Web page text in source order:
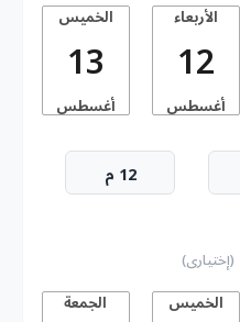
الأربعاء
12
أغسطس
الخميس
13
أغسطس
12 م
(إختيارى)
الخميس الجمعة